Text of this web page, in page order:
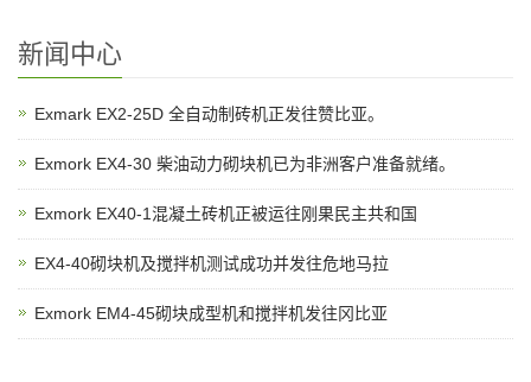
新闻中心
Exmark EX2-25D 全自动制砖机正发往赞比亚。
Exmork EX4-30 柴油动力砌块机已为非洲客户准备就绪。
Exmork EX40-1混凝土砖机正被运往刚果民主共和国
EX4-40砌块机及搅拌机测试成功并发往危地马拉
Exmork EM4-45砌块成型机和搅拌机发往冈比亚